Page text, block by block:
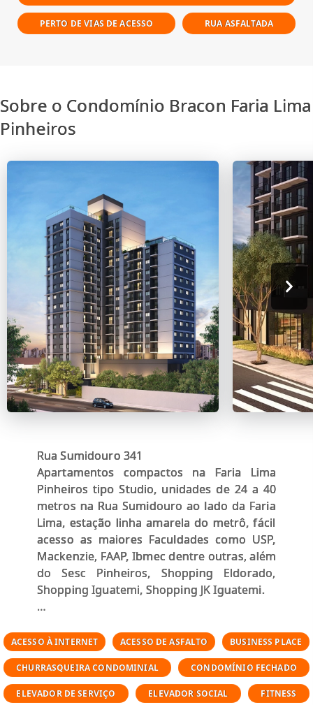
PERTO DE VIAS DE ACESSO RUA ASFALTADA
Sobre o Condomínio Bracon Faria Lima
Pinheiros
Rua Sumidouro 341
Apartamentos compactos na Faria Lima
Pinheiros tipo Studio, unidades de 24 a 40
metros na Rua Sumidouro ao lado da Faria
Lima, estação linha amarela do metrô, fácil
acesso as maiores Faculdades como USP,
Mackenzie, FAAP, Ibmec dentre outras, além
do Sesc Pinheiros, Shopping Eldorado,
Shopping Iguatemi, Shopping JK Iguatemi.
investidores, por ter diversidade de serviço,
ser compacto, fácil manutenção e ter baixo
custo
ACESSO À INTERNET ACESSO DE ASFALTO BUSINESS PLACE
CHURRASQUEIRA CONDOMINIAL CONDOMÍNIO FECHADO
ELEVADOR DE SERVIÇO ELEVADOR SOCIAL FITNESS